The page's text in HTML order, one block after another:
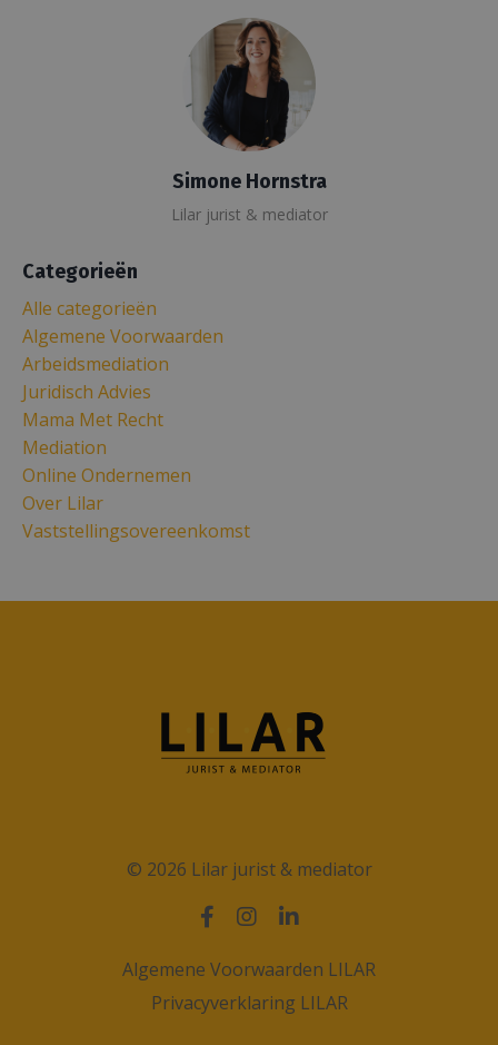
Simone Hornstra
Lilar jurist & mediator
Categorieën
Alle categorieën
Algemene Voorwaarden
Arbeidsmediation
Juridisch Advies
Mama Met Recht
Mediation
Online Ondernemen
Over Lilar
Vaststellingsovereenkomst
© 2026 Lilar jurist & mediator
Algemene Voorwaarden LILAR
Privacyverklaring LILAR